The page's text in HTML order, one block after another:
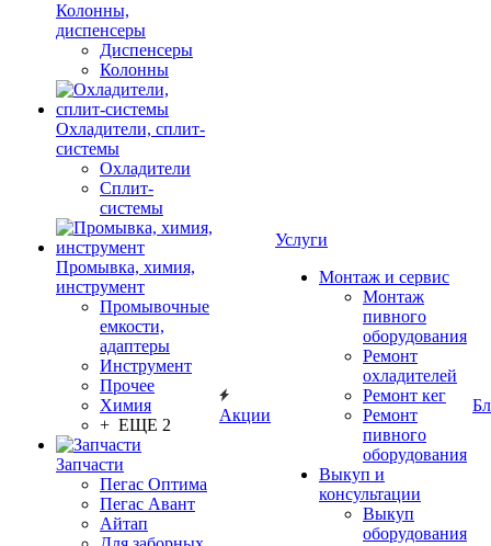
Колонны,
диспенсеры
Диспенсеры
Колонны
Охладители, сплит-
системы
Охладители
Сплит-
системы
Промывка, химия,
инструмент
Промывочные
емкости,
адаптеры
Инструмент
Прочее
Химия
+ ЕЩЕ 2
Запчасти
Пегас Оптима
Пегас Авант
Айтап
Акции
Услуги
Монтаж и сервис
Монтаж
пивного
оборудования
Ремонт
охладителей
Ремонт кег
Ремонт
пивного
оборудования
Выкуп и
консультации
Выкуп
оборудования